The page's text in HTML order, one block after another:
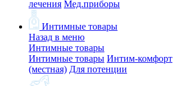
лечения Мед.приборы
Интимные товары
Назад в меню
Интимные товары
Интимные товары Интим-комфорт
(местная) Для потенции